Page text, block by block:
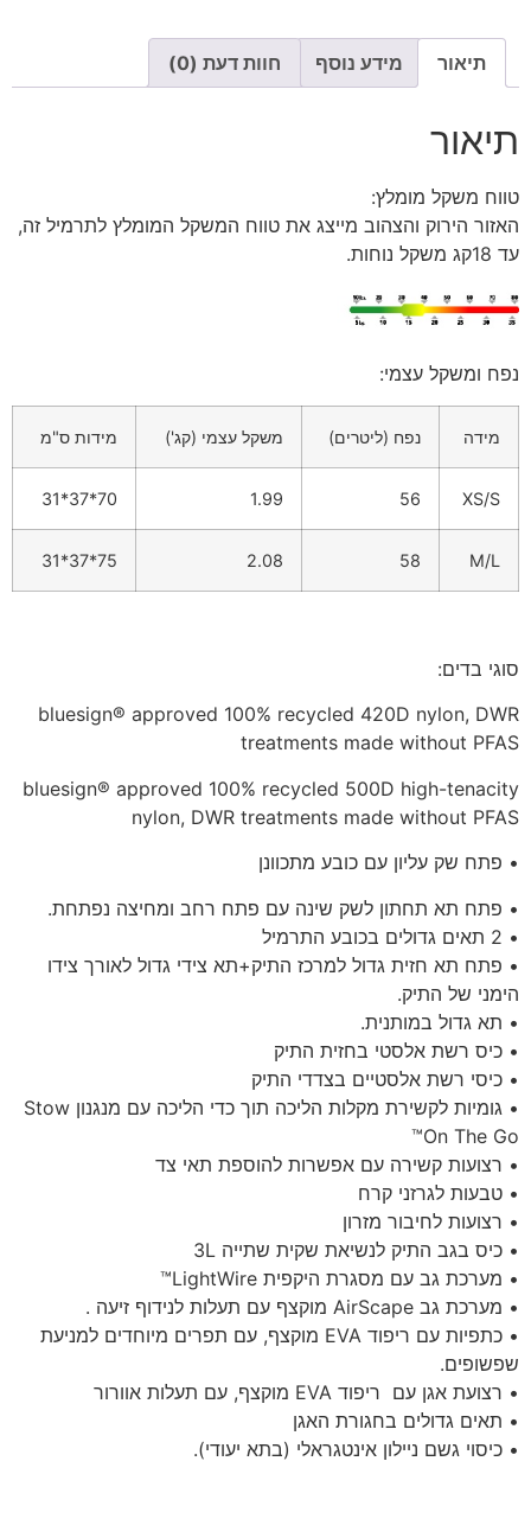
תיאור מידע נוסף חוות דעת (0)
תיאור
טווח משקל מומלץ:
האזור הירוק והצהוב מייצג את טווח המשקל המומלץ לתרמיל זה,
עד 18קג משקל נוחות.
נפח ומשקל עצמי:
מידה נפח (ליטרים) משקל עצמי (קג') מידות ס"מ
XS/S
56
1.99
70*37*31
M/L
58
2.08
75*37*31
סוגי בדים:
bluesign® approved 100% recycled 420D nylon, DWR
treatments made without PFAS
bluesign® approved 100% recycled 500D high-tenacity
nylon, DWR treatments made without PFAS
• פתח שק עליון עם כובע מתכוונן
• פתח תא תחתון לשק שינה עם פתח רחב ומחיצה נפתחת.
• 2 תאים גדולים בכובע התרמיל
• פתח תא חזית גדול למרכז התיק+תא צידי גדול לאורך צידו
הימני של התיק.
• תא גדול במותנית.
• כיס רשת אלסטי בחזית התיק
• כיסי רשת אלסטיים בצדדי התיק
• גומיות לקשירת מקלות הליכה תוך כדי הליכה עם מנגנון Stow
On The Go™
• רצועות קשירה עם אפשרות להוספת תאי צד
• טבעות לגרזני קרח
• רצועות לחיבור מזרון
• כיס בגב התיק לנשיאת שקית שתייה 3L
• מערכת גב עם מסגרת היקפית LightWire™
• מערכת גב AirScape מוקצף עם תעלות לנידוף זיעה .
• כתפיות עם ריפוד EVA מוקצף, עם תפרים מיוחדים למניעת
שפשופים.
• רצועת אגן עם ריפוד EVA מוקצף, עם תעלות אוורור
• תאים גדולים בחגורת האגן
• כיסוי גשם ניילון אינטגראלי (בתא יעודי).